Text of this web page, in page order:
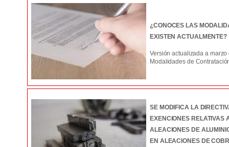
¿CONOCES LAS
EXISTEN ACTUALMENTE?
Versión actualizada a
Modalidades de
SE MODIFICA LA
EXENCIONES RELATIVAS
ALEACIONES DE
EN ALEACIONES DE